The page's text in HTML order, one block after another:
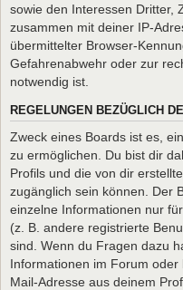
sowie den Interessen Dritter,
zusammen mit deiner IP-
übermittelter Browser-
Gefahrenabwehr oder zur
notwendig ist.
REGELUNGEN BEZÜGLICH
Zweck eines Boards ist es,
zu ermöglichen. Du bist dir
Profils und die von dir
zugänglich sein können. Der
einzelne Informationen nur
(z. B. andere registrierte
sind. Wenn du Fragen dazu
Informationen im Forum
Mail-Adresse aus deinem